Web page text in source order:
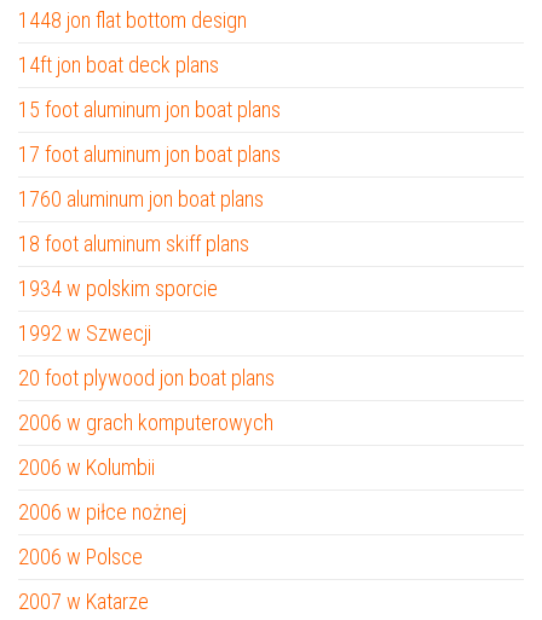
1448 jon flat bottom design
14ft jon boat deck plans
15 foot aluminum jon boat plans
17 foot aluminum jon boat plans
1760 aluminum jon boat plans
18 foot aluminum skiff plans
1934 w polskim sporcie
1992 w Szwecji
20 foot plywood jon boat plans
2006 w grach komputerowych
2006 w Kolumbii
2006 w piłce nożnej
2006 w Polsce
2007 w Katarze